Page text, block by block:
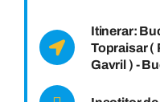
Itinerar:
Topraisar (
Gavril ) -